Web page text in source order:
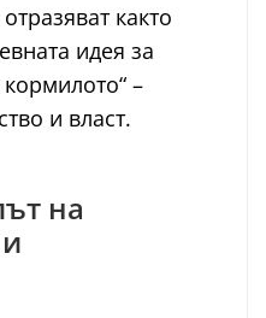
както
идея за
–
и власт.
на